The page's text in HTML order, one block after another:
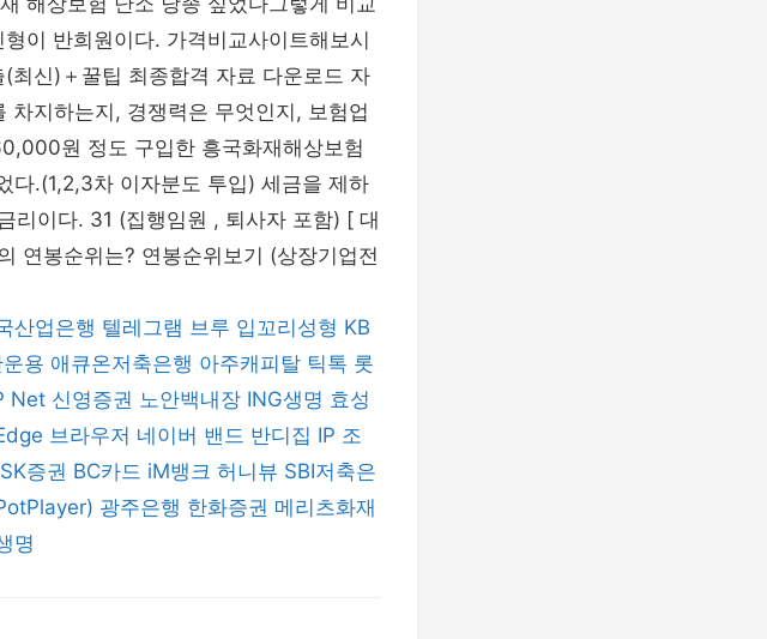
이 반희원이다. 가격비교사이트해보시
최신)＋꿀팁 최종합격 자료 다운로드 자
지하는지, 경쟁력은 무엇인지, 보험업
원 정도 구입한 흥국화재해상보험
다.(1,2,3차 이자분도 투입) 세금을 제하
리이다. 31 (집행임원 , 퇴사자 포함) [ 대
연봉순위는? 연봉순위보기 (상장기업전
산업은행 텔레그램 브루 입꼬리성형 KB
용 애큐온저축은행 아주캐피탈 틱톡 롯
Net 신영증권 노안백내장 ING생명 효성
브라우저 네이버 밴드 반디집 IP 조
SK증권 BC카드 iM뱅크 허니뷰 SBI저축은
광주은행 한화증권 메리츠화재
명